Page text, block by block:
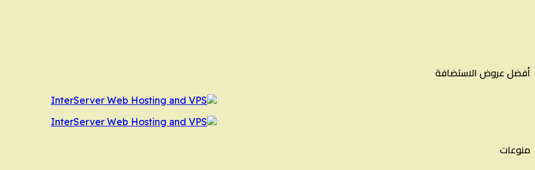
أفضل عروض الاستضافة
منوعات